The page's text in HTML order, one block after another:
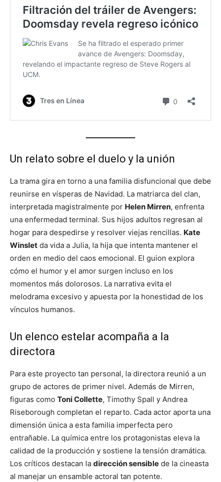
Un relato sobre el duelo y la unión
La trama gira en torno a una familia disfuncional que debe
reunirse en vísperas de Navidad. La matriarca del clan,
interpretada magistralmente por Helen Mirren, enfrenta
una enfermedad terminal. Sus hijos adultos regresan al
hogar para despedirse y resolver viejas rencillas. Kate
Winslet da vida a Julia, la hija que intenta mantener el
orden en medio del caos emocional. El guion explora
cómo el humor y el amor surgen incluso en los
momentos más dolorosos. La narrativa evita el
melodrama excesivo y apuesta por la honestidad de los
vínculos humanos.
Un elenco estelar acompaña a la
directora
Para este proyecto tan personal, la directora reunió a un
grupo de actores de primer nivel. Además de Mirren,
figuras como Toni Collette, Timothy Spall y Andrea
Riseborough completan el reparto. Cada actor aporta una
dimensión única a esta familia imperfecta pero
entrañable. La química entre los protagonistas eleva la
calidad de la producción y sostiene la tensión dramática.
Los críticos destacan la dirección sensible de la cineasta
al manejar un ensamble actoral tan potente.